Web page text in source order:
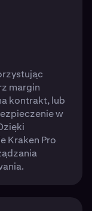
margin
kontrakt, lub
w
Kraken Pro